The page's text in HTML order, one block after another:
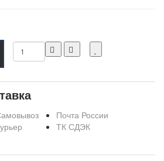
Почта России
ТК СДЭК